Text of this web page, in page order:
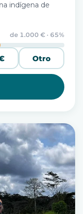
indígena de
de 1.000 € · 65%
Otro